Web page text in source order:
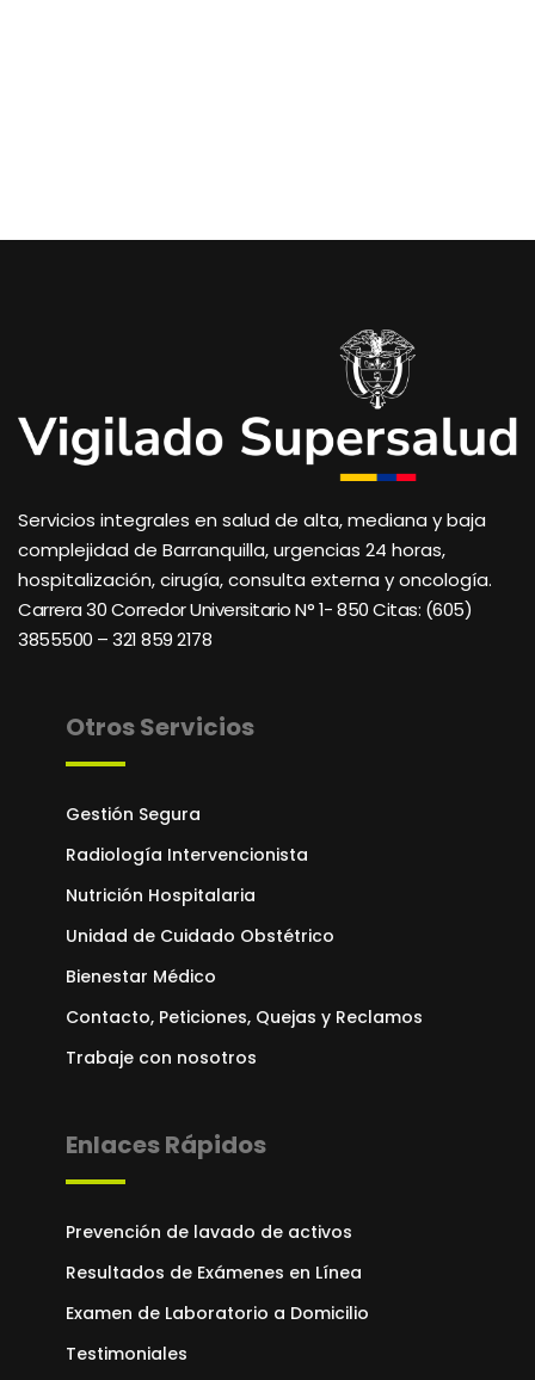
Servicios integrales en salud de alta, mediana y baja
complejidad de Barranquilla, urgencias 24 horas,
hospitalización, cirugía, consulta externa y oncología.
Carrera 30 Corredor Universitario N° 1- 850 Citas: (605)
3855500 – 321 859 2178
Otros Servicios
Gestión Segura
Radiología Intervencionista
Nutrición Hospitalaria
Unidad de Cuidado Obstétrico
Bienestar Médico
Contacto, Peticiones, Quejas y Reclamos
Trabaje con nosotros
Enlaces Rápidos
Prevención de lavado de activos
Resultados de Exámenes en Línea
Examen de Laboratorio a Domicilio
Testimoniales